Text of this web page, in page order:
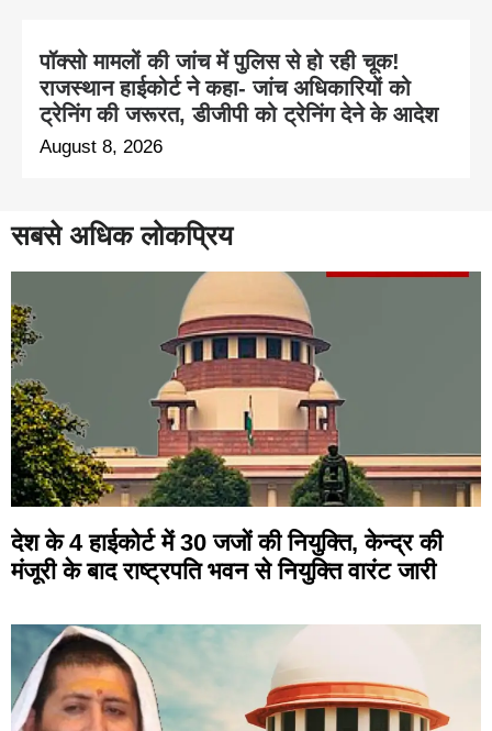
पॉक्सो मामलों की जांच में पुलिस से हो रही चूक!
राजस्थान हाईकोर्ट ने कहा- जांच अधिकारियों को
ट्रेनिंग की जरूरत, डीजीपी को ट्रेनिंग देने के आदेश
August 8, 2026
सबसे अधिक लोकप्रिय
देश के 4 हाईकोर्ट में 30 जजों की नियुक्ति, केन्द्र की
मंजूरी के बाद राष्ट्रपति भवन से नियुक्ति वारंट जारी